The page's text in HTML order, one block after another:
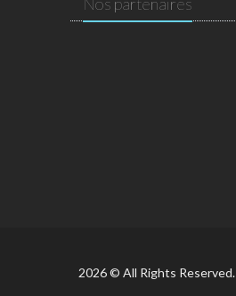
2026 © All Rights Reserved.